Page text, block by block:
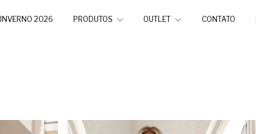
INVERNO 2026 PRODUTOS OUTLET CONTATO